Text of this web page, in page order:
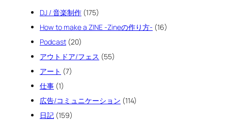
DJ / 音楽制作 (175)
How to make a ZINE -Zineの作り方- (16)
Podcast (20)
アウトドア/フェス (55)
アート (7)
仕事 (1)
広告/コミュニケーション (114)
日記 (159)